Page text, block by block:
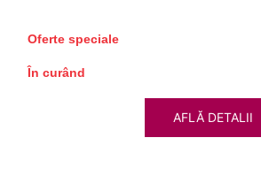
Oferte speciale
În curând
AFLĂ DETALII